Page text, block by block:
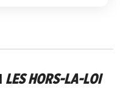
LES HORS-LA-LOI